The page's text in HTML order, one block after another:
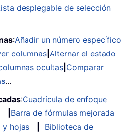
desplegable de selección
:Añadir un número específico
columnas Alternar el estado
ocultas Comparar
...
:Cuadrícula de enfoque
Barra de fórmulas mejorada
y hojas
Biblioteca de